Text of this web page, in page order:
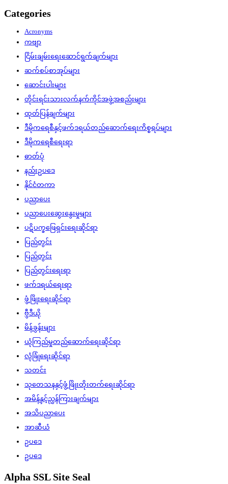
Categories
Acronyms
ကဗျာ
ငြိမ်းချမ်းရေးဆောင်ရွက်ချက်များ
ဆက်စပ်စာအုပ်များ
ဆောင်းပါးများ
တိုင်းရင်းသားလက်နက်ကိုင်အဖွဲ့အစည်းများ
ထုတ်ပြန်ချက်များ
ဒီမိုကရေစီနှင့်ဖက်ဒရယ်တည်ဆောက်‌ရေးကိစ္စရပ်များ
ဒီမိုကရေစီရေးရာ
ဓာတ်ပုံ
နည်းဥပဒေ
နိုင်ငံတကာ
ပညာပေး
ပညာပေးဆွေးနွေးမှုများ
ပဋိပက္ခဖြေရှင်းရေးဆိုင်ရာ
ပြည်တွင်း
ပြည်တွင်း
ပြည်တွင်းရေးရာ
ဖက်ဒရယ်ရေးရာ
ဖွံ့ဖြိုးရေးဆိုင်ရာ
ဗွီဒီယို
မိန့်ခွန်းများ
ယုံကြည်မှုတည်ဆောက်ရေးဆိုင်ရာ
လုံခြုံရေးဆိုင်ရာ
သတင်း
သုတေသနနှင့်ဖွံ့ဖြိုးတိုးတက်ရေးဆိုင်ရာ
အမိန့်နှင့်ညွှန်ကြားချက်များ
အသိပညာပေး
အာဆီယံ
ဥပဒေ
ဥပဒေ
Alpha SSL Site Seal